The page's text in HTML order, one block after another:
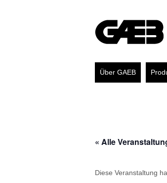
Über GAEB
« Alle
Diese Veranstaltung